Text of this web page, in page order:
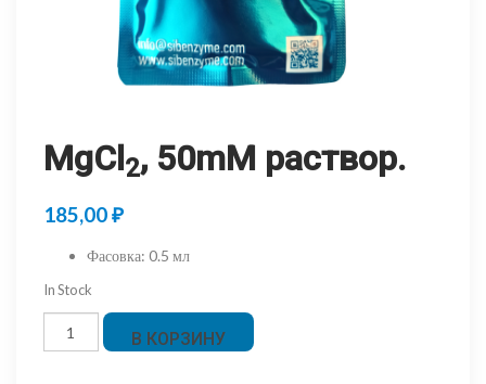
MgCl2, 50mM раствор.
185,00₽
Фасовка: 0.5 мл
In Stock
Количество
товара
В КОРЗИНУ